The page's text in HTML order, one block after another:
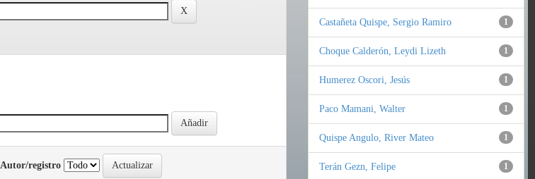
Autor/registro
1
Castañeta Quispe, Sergio Ramiro
1
Choque Calderón, Leydi Lizeth
1
Humerez Oscori, Jesús
1
Paco Mamani, Walter
1
Quispe Angulo, River Mateo
1
Terán Gezn, Felipe